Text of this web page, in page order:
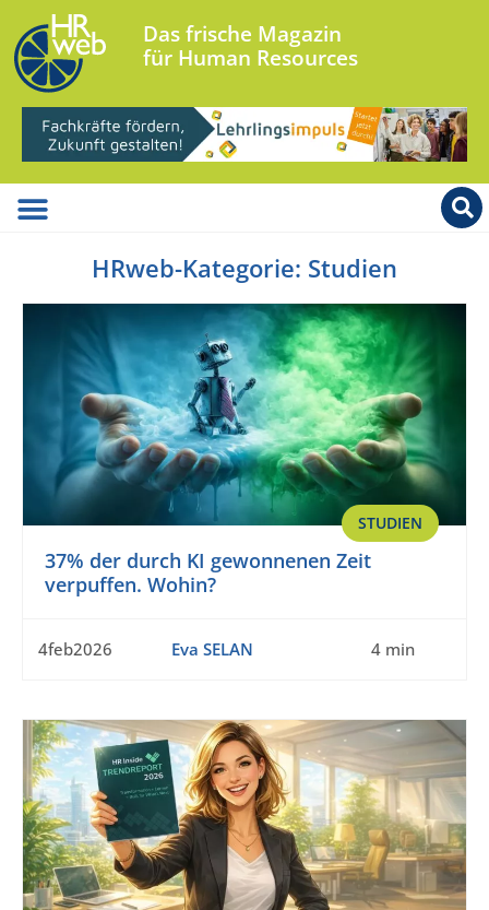
Das frische Magazin
für Human Resources
HRweb-Kategorie: Studien
STUDIEN
37% der durch KI gewonnenen Zeit
verpuffen. Wohin?
4feb2026 Eva SELAN 4 min